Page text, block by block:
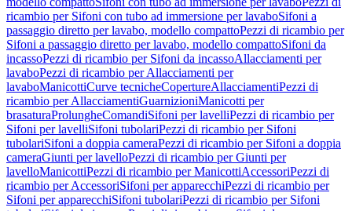
ricambio per Sifoni con tubo ad immersione per lavaboSifoni a
passaggio diretto per lavabo, modello compattoPezzi di ricambio per
Sifoni a passaggio diretto per lavabo, modello compattoSifoni da
incassoPezzi di ricambio per Sifoni da incassoAllacciamenti per
lavaboPezzi di ricambio per Allacciamenti per
lavaboManicottiCurve tecnicheCopertureAllacciamentiPezzi di
ricambio per AllacciamentiGuarnizioniManicotti per
brasaturaProlungheComandiSifoni per lavelliPezzi di ricambio per
Sifoni per lavelliSifoni tubolariPezzi di ricambio per Sifoni
tubolariSifoni a doppia cameraPezzi di ricambio per Sifoni a doppia
cameraGiunti per lavelloPezzi di ricambio per Giunti per
lavelloManicottiPezzi di ricambio per ManicottiAccessoriPezzi di
ricambio per AccessoriSifoni per apparecchiPezzi di ricambio per
Sifoni per apparecchiSifoni tubolariPezzi di ricambio per Sifoni